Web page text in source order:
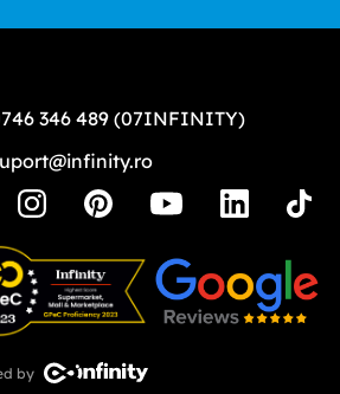
346 489 (07INFINITY)
by